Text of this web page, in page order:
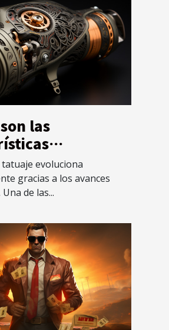
las
de una
de tatuar
evoluciona
gracias a los avances
de las...